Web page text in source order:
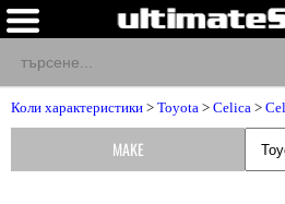
Коли характеристики > Toyota > Celica >
MAKE